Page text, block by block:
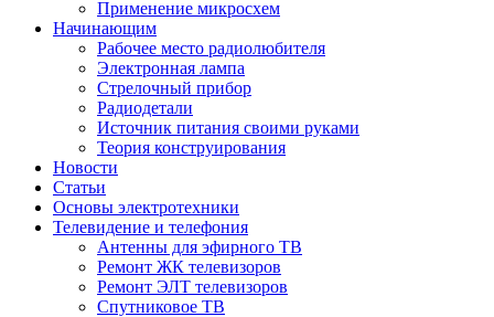
Применение микросхем
Начинающим
Рабочее место радиолюбителя
Электронная лампа
Стрелочный прибор
Радиодетали
Источник питания своими руками
Теория конструирования
Новости
Статьи
Основы электротехники
Телевидение и телефония
Антенны для эфирного ТВ
Ремонт ЖК телевизоров
Ремонт ЭЛТ телевизоров
Спутниковое ТВ